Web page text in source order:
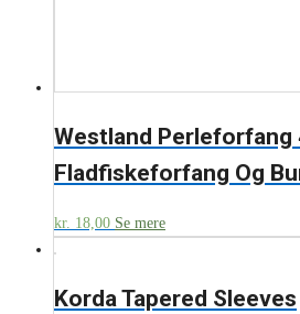
Westland Perleforfang
Fladfiskeforfang Og
kr. 18,00 Se mere
Korda Tapered Sleeves